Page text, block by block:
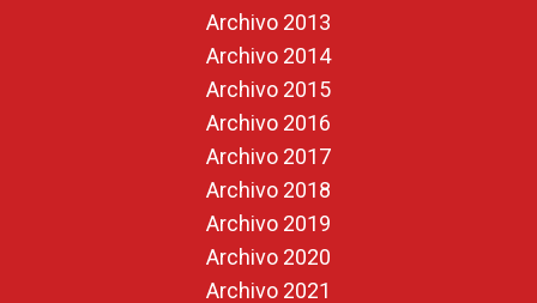
Archivo 2013
Archivo 2014
Archivo 2015
Archivo 2016
Archivo 2017
Archivo 2018
Archivo 2019
Archivo 2020
Archivo 2021